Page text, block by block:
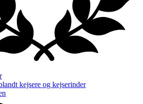
kejsere og kejserinder